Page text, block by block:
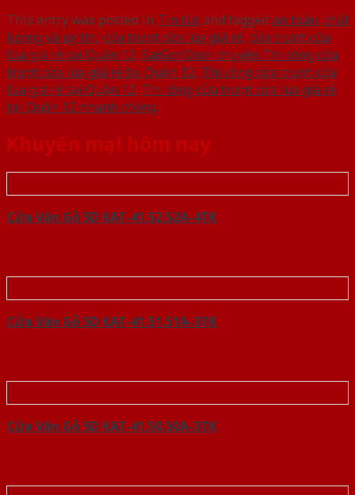
This entry was posted in Tin tứcand tagged an toàn, chất
lượng và uy tín, cửa trượt cửa lùa giá rẻ, cửa trượt cửa
lùa giá rẻ tại Quận 12, SaiGonDoor chuyên Thi công cửa
trượt cửa lùa giá rẻ tại Quận 12, Thi công cửa trượt cửa
lùa giá rẻ tại Quận 12, Thi công cửa trượt cửa lùa giá rẻ
tại Quận 12 nhanh chóng.
Khuyến mại hôm nay
Cửa Vân Gỗ 5D KAT-41.52.52A-4TK
Cửa Vân Gỗ 5D KAT-41.51.51A-3TK
Cửa Vân Gỗ 5D KAT-41.50.50A-3TK